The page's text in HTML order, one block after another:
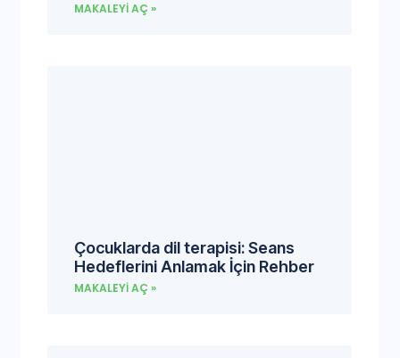
MAKALEYI AÇ »
Çocuklarda dil terapisi: Seans
Hedeflerini Anlamak İçin Rehber
MAKALEYI AÇ »